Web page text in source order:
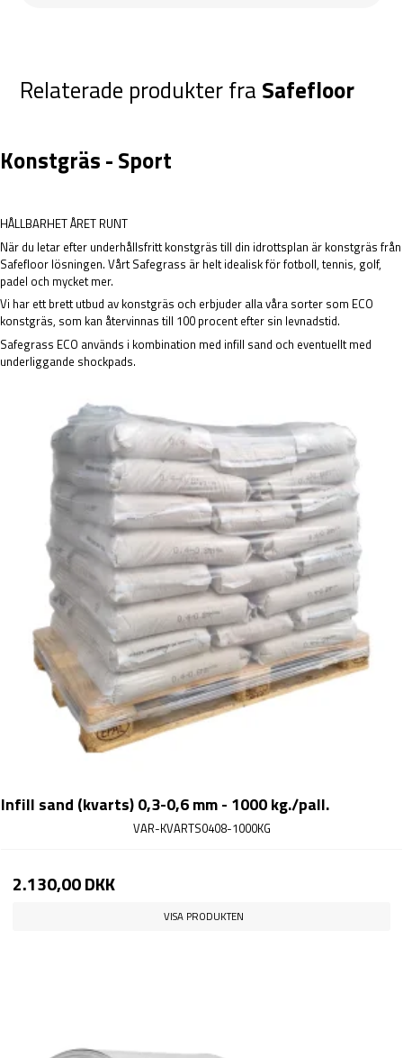
DATASHEET_PLAYGRASS-
ARTIFICIAL-GRASS-
GARANTI-PAA-KUNSTGRAES-
FRA-SAFEFLOOR-11.PDF
Relaterade produkter fra Safefloor
Konstgräs - Sport
HÅLLBARHET ÅRET RUNT
När du letar efter underhållsfritt konstgräs till din idrottsplan är konstgräs från
Safefloor lösningen. Vårt Safegrass är helt idealisk för fotboll, tennis, golf,
padel och mycket mer.
Vi har ett brett utbud av konstgräs och erbjuder alla våra sorter som ECO
konstgräs, som kan återvinnas till 100 procent efter sin levnadstid.
Safegrass ECO används i kombination med infill sand och eventuellt med
underliggande shockpads.
Infill sand (kvarts) 0,3-0,6 mm - 1000 kg./pall.
VAR-KVARTS0408-1000KG
2.130,00 DKK
VISA PRODUKTEN